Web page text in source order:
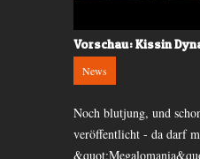
Vorschau: Kissin
News
Noch blutjung, und
veröffentlicht - da darf